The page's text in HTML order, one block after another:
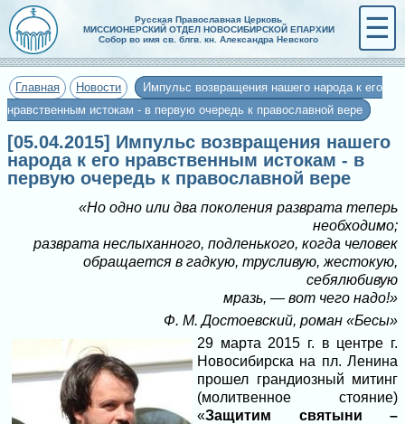
Русская Православная Церковь
МИССИОНЕРСКИЙ ОТДЕЛ НОВОСИБИРСКОЙ ЕПАРХИИ
Собор во имя св. блгв. кн. Александра Невского
☰
Главная Новости
Импульс возвращения нашего народа к его
нравственным истокам - в первую очередь к православной вере
[05.04.2015] Импульс возвращения нашего
народа к его нравственным истокам - в
первую очередь к православной вере
«Но одно или два поколения разврата теперь
необходимо;
разврата неслыханного, подленького, когда человек
обращается в гадкую, трусливую, жестокую,
себялюбивую
мразь, — вот чего надо!»
Ф. М. Достоевский, роман «Бесы»
29 марта 2015 г. в центре г.
Новосибирска на пл. Ленина
прошел грандиозный митинг
(молитвенное стояние)
«Защитим святыни –